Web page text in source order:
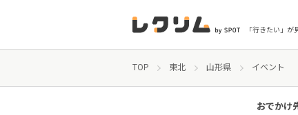
「行きたい」が
TOP 東北 山形県 イベント
おでかけ